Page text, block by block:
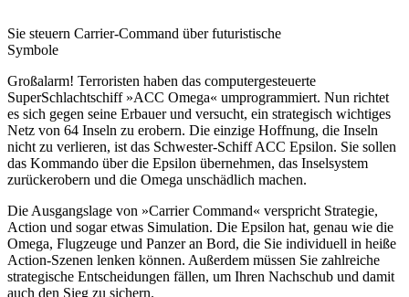
Sie steuern Carrier-Command über futuristische
Symbole
Großalarm! Terroristen haben das computergesteuerte
SuperSchlachtschiff »ACC Omega« umprogrammiert. Nun richtet
es sich gegen seine Erbauer und versucht, ein strategisch wichtiges
Netz von 64 Inseln zu erobern. Die einzige Hoffnung, die Inseln
nicht zu verlieren, ist das Schwester-Schiff ACC Epsilon. Sie sollen
das Kommando über die Epsilon übernehmen, das Inselsystem
zurückerobern und die Omega unschädlich machen.
Die Ausgangslage von »Carrier Command« verspricht Strategie,
Action und sogar etwas Simulation. Die Epsilon hat, genau wie die
Omega, Flugzeuge und Panzer an Bord, die Sie individuell in heiße
Action-Szenen lenken können. Außerdem müssen Sie zahlreiche
strategische Entscheidungen fällen, um Ihren Nachschub und damit
auch den Sieg zu sichern.